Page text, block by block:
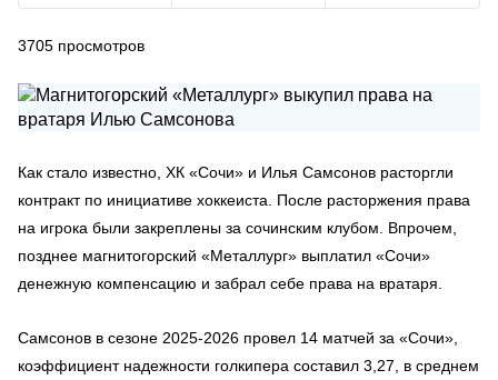
3705 просмотров
Как стало известно, ХК «Сочи» и Илья Самсонов расторгли
контракт по инициативе хоккеиста. После расторжения права
на игрока были закреплены за сочинским клубом. Впрочем,
позднее магнитогорский «Металлург» выплатил «Сочи»
денежную компенсацию и забрал себе права на вратаря.
Самсонов в сезоне 2025-2026 провел 14 матчей за «Сочи»,
коэффициент надежности голкипера составил 3,27, в среднем